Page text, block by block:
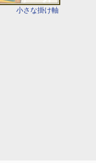
小さな掛け軸